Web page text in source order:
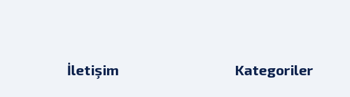
İletişim Kategoriler